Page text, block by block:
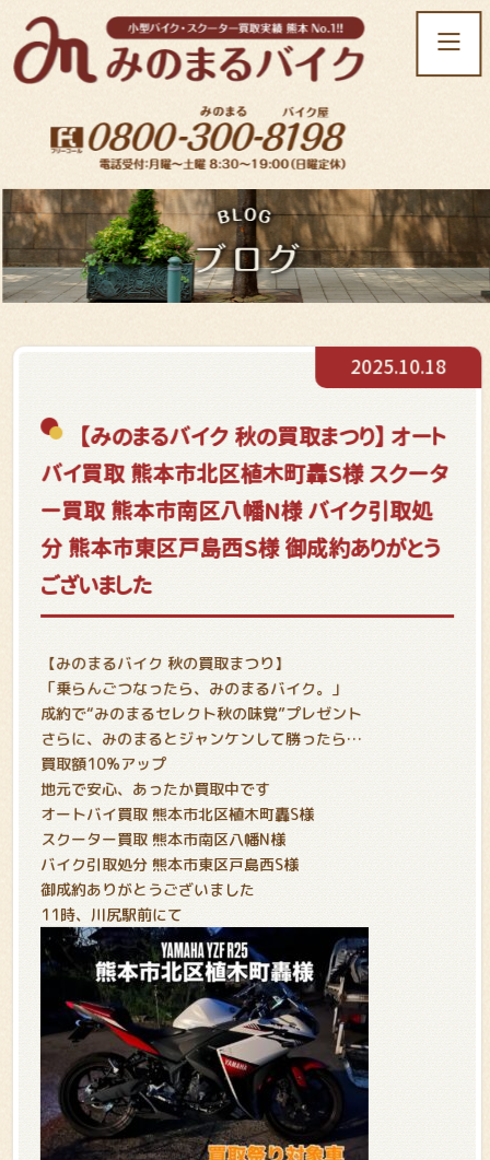
t
o
n
a
v
i
g
t
o
【みのまるバイク 秋の買取まつり】 オート
バイ買取 熊本市北区植木町轟S様 スクータ
ー買取 熊本市南区八幡N様 バイク引取処
分 熊本市東区戸島西S様 御成約ありがとう
ございました
2025.10.18
【みのまるバイク 秋の買取まつり】
「乗らんごつなったら、みのまるバイク。」
成約で“みのまるセレクト秋の味覚”プレゼント
さらに、みのまるとジャンケンして勝ったら…
買取額10%アップ
地元で安心、あったか買取中です
オートバイ買取 熊本市北区植木町轟S様
スクーター買取 熊本市南区八幡N様
バイク引取処分 熊本市東区戸島西S様
御成約ありがとうございました
11時、川尻駅前にて